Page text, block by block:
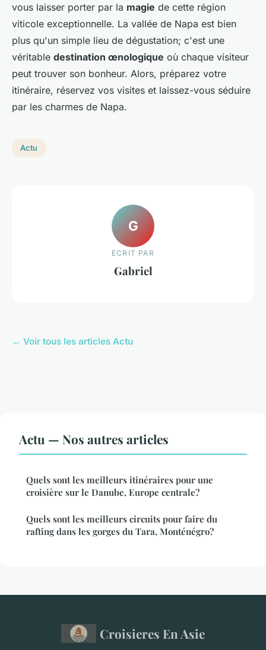
vous laisser porter par la magie de cette région
viticole exceptionnelle. La vallée de Napa est bien
plus qu'un simple lieu de dégustation; c'est une
véritable destination œnologique où chaque visiteur
peut trouver son bonheur. Alors, préparez votre
itinéraire, réservez vos visites et laissez-vous séduire
par les charmes de Napa.
Actu
G
ECRIT PAR
Gabriel
← Voir tous les articles Actu
Actu — Nos autres articles
Quels sont les meilleurs itinéraires pour une
croisière sur le Danube, Europe centrale?
Quels sont les meilleurs circuits pour faire du
rafting dans les gorges du Tara, Monténégro?
Croisieres En Asie